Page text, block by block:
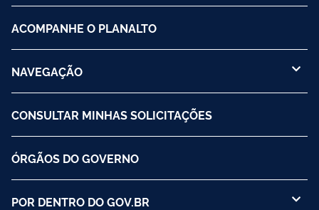
ACOMPANHE O PLANALTO
NAVEGAÇÃO
CONSULTAR MINHAS SOLICITAÇÕES
ÓRGÃOS DO GOVERNO
POR DENTRO DO GOV.BR